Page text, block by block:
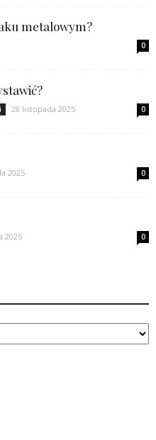
metalowym?
0
28 listopada 2025 0
2025 0
2025 0